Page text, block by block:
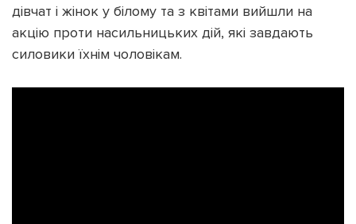
дівчат і жінок у білому та з квітами вийшли на
акцію проти насильницьких дій, які завдають
силовики їхнім чоловікам.